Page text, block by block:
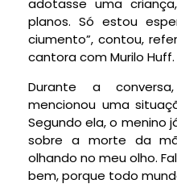
adotasse uma
planos. Só estou
ciumento”, contou,
cantora com Murilo Huff.
Durante a
mencionou uma
Segundo ela, o menino
sobre a morte da
olhando no meu olho.
bem, porque todo